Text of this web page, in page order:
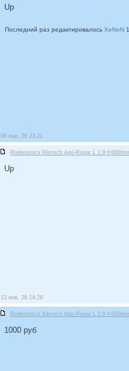
Up
Последний раз редактировалось XeNoN
08 янв, 26 23:21
Rodenstock Klimsch Apo-Ronar L 1:9
Up
13 янв, 26 14:28
Rodenstock Klimsch Apo-Ronar L 1:9
1000 руб